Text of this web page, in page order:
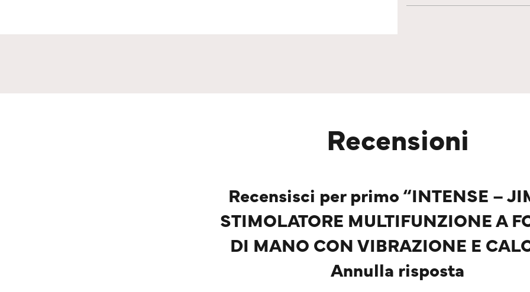
Recensioni
Recensisci per primo “INTENSE –
STIMOLATORE MULTIFUNZIONE A
DI MANO CON VIBRAZIONE E
Annulla risposta